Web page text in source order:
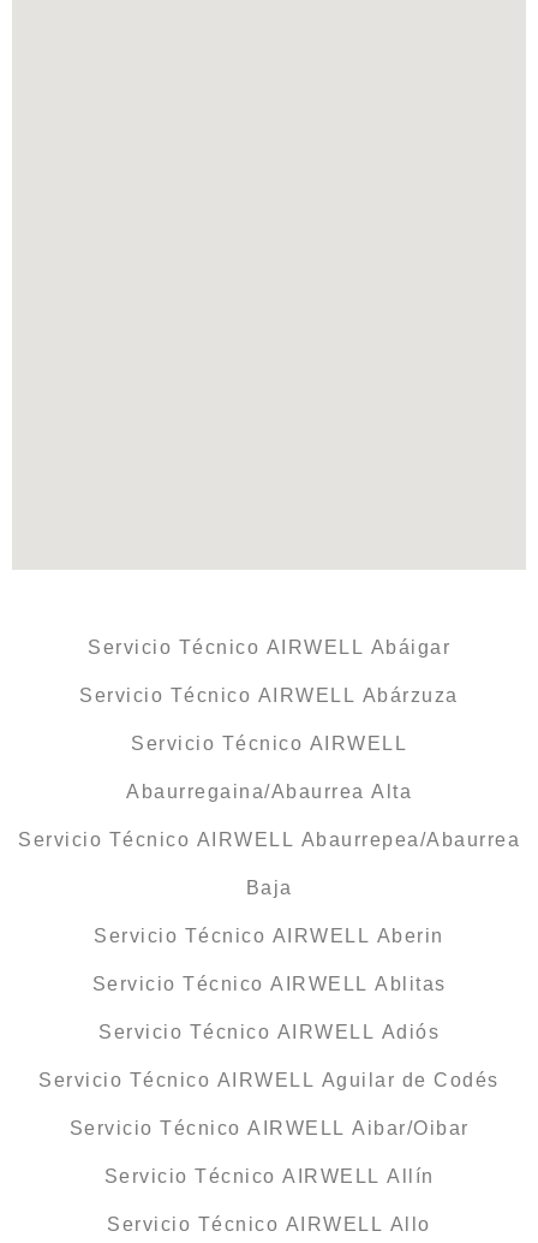
Servicio Técnico AIRWELL Abáigar
Servicio Técnico AIRWELL Abárzuza
Servicio Técnico AIRWELL
Abaurregaina/Abaurrea Alta
Servicio Técnico AIRWELL Abaurrepea/Abaurrea
Baja
Servicio Técnico AIRWELL Aberin
Servicio Técnico AIRWELL Ablitas
Servicio Técnico AIRWELL Adiós
Servicio Técnico AIRWELL Aguilar de Codés
Servicio Técnico AIRWELL Aibar/Oibar
Servicio Técnico AIRWELL Allín
Servicio Técnico AIRWELL Allo